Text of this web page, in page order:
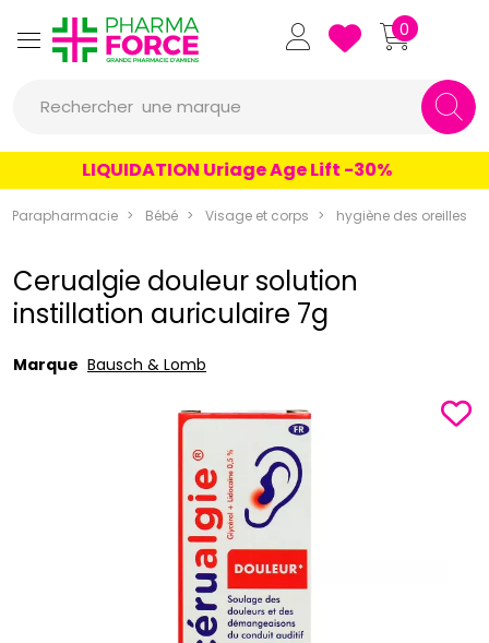
Pharmaforce Grande Pharmacie
0
Rechercher
un produit
une marque
LIQUIDATION Uriage Age Lift -30%
Parapharmacie Bébé Visage et corps hygiène des oreilles
Cerualgie douleur solution
instillation auriculaire 7g
Marque Bausch & Lomb